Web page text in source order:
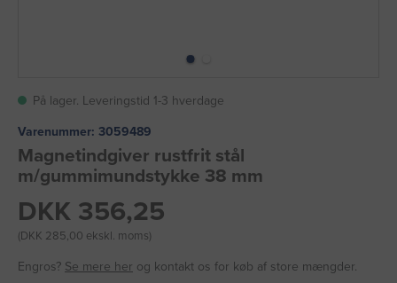
På lager. Leveringstid 1-3 hverdage
Varenummer: 3059489
Magnetindgiver rustfrit stål
m/gummimundstykke 38 mm
DKK 356,25
(DKK 285,00 ekskl. moms)
Engros? Se mere her og kontakt os for køb af store mængder.